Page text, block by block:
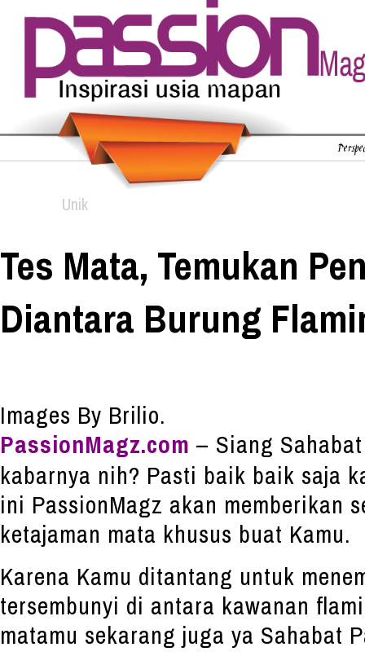
Unik
Tes Mata, Temukan
Diantara Burung
Images By Brilio.
PassionMagz.com – Siang
kabarnya nih? Pasti baik baik saja
ini PassionMagz akan memberikan
ketajaman mata khusus buat Kamu.
Karena Kamu ditantang untuk
tersembunyi di antara kawanan
matamu sekarang juga ya Sahabat